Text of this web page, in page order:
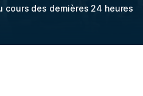
cours des dernières 24 heures